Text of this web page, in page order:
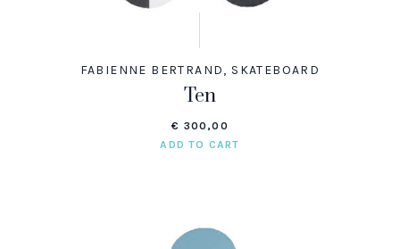
FABIENNE BERTRAND, SKATEBOARD
Ten
€ 300,00
ADD TO CART